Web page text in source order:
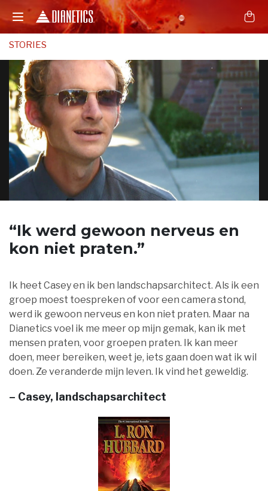
STORIES
“Ik werd gewoon nerveus en
kon niet praten.”
Ik heet Casey en ik ben landschapsarchitect. Als ik een
groep moest toespreken of voor een camera stond,
werd ik gewoon nerveus en kon niet praten. Maar na
Dianetics voel ik me meer op mijn gemak, kan ik met
mensen praten, voor groepen praten. Ik kan meer
doen, meer bereiken, weet je, iets gaan doen wat ik wil
doen. Ze veranderde mijn leven. Ik vind het geweldig.
– Casey, landschapsarchitect